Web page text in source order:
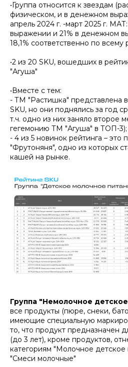
•Группа относится к звездам
физическом, и в денежном
апрель 2024 г. -март 2025 г.
выражении и 21% в денежном
18,1% соответственно по всему
•2 из 20 SKU, вошедших в
"Агуша"
•Вместе с тем:
- ТМ "Растишка" представлена
SKU, но они поднялись за год
т.ч. одно из них заняло второе
гегемонию ТМ "Агуша" в ТОП-3);
- 4 из 5 новинок рейтинга – это
"Фрутоняня", одно из которых
кашей на рынке.
Группа "Немолочное
все продукты (пюре, снеки,
имеющие специальную
то, что продукт предназначен
(до 3 лет), кроме продуктов,
категориям "Молочное детское
"Смеси молочные"